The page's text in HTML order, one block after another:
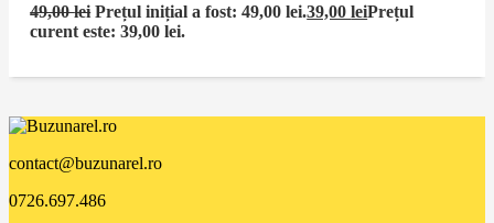
49,00lei Prețul inițial a fost: 49,00 lei.39,00leiPrețul
curent este: 39,00 lei.
contact@buzunarel.ro
0726.697.486